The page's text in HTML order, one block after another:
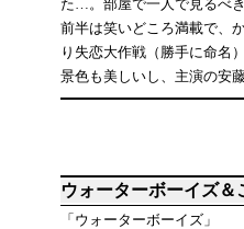
た…。部屋で一人で見るべ
前半は笑いどころ満載で、
り失恋大作戦（勝手に命名
景色も美しいし、主演の安
ウォーターボーイズ＆
「ウォーターボーイズ」